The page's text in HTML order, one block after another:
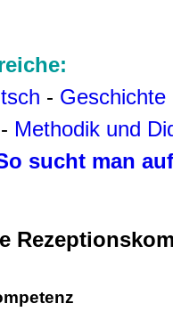
- Geschichte
- Methodik und
sucht man